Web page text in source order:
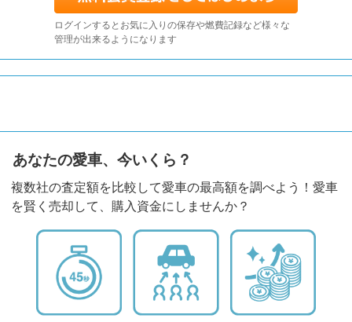
ログインするとお気に入りの保存や燃費記録など様々な
管理が出来るようになります
あなたの愛車、今いくら？
複数社の査定額を比較して愛車の最高額を調べよう！愛車
を賢く売却して、購入資金にしませんか？